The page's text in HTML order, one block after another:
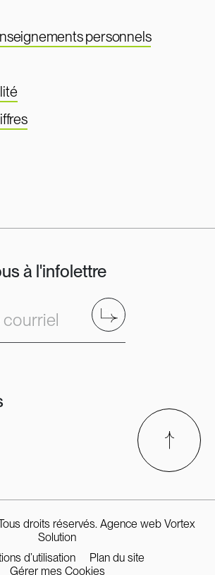
personnels
à l'infolettre
courriel Envoyer
droits réservés. Agence web Vortex
Solution
d’utilisation
Plan du site
Gérer mes Cookies